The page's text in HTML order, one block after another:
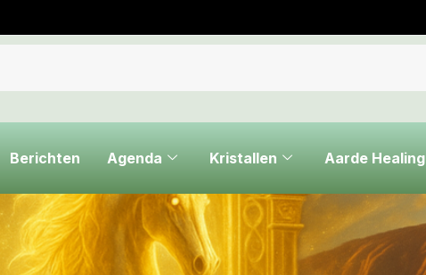
Berichten Agenda Kristallen Aarde Healing